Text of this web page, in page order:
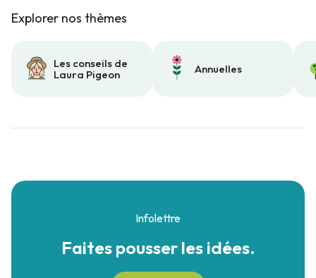
Explorer nos thèmes
Les conseils de
Laura Pigeon
Annuelles
Infolettre
Faites pousserles idées.